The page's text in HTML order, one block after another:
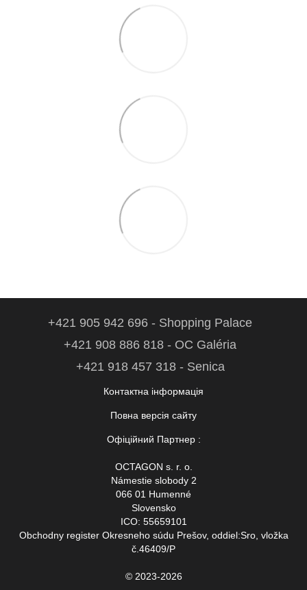
+421 905 942 696 - Shopping Palace
+421 908 886 818 - OC Galéria
+421 918 457 318 - Senica
Контактна інформація
Повна версія сайту
Офіційний Партнер :
OCTAGON s. r. o.
Námestie slobody 2
066 01 Humenné
Slovensko
ICO: 55659101
Obchodny register Okresneho súdu Prešov, oddiel:Sro, vložka
č.46409/P
© 2023-2026